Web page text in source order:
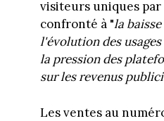
visiteurs uniques
confronté à "la
l'évolution des
la pression des
sur les revenus
Les ventes au